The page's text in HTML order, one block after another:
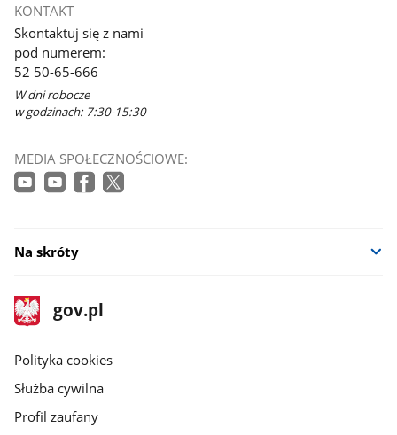
się
w
nowym
oknie
KONTAKT
Skontaktuj się z nami
pod numerem:
52 50-65-666
W dni robocze
w godzinach: 7:30-15:30
MEDIA SPOŁECZNOŚCIOWE:
Na skróty
stopka
gov.pl
Strona
gov.pl
gov.pl
Polityka cookies
Służba cywilna
Profil zaufany